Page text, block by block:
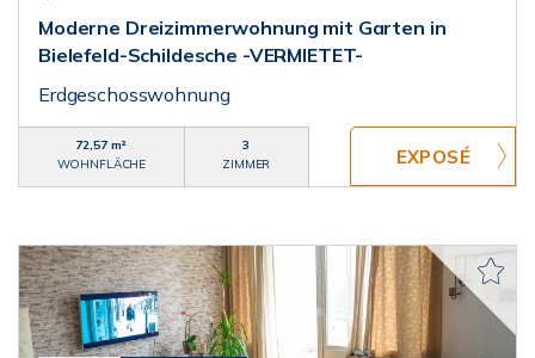
Moderne Dreizimmerwohnung mit Garten in
Bielefeld-Schildesche -VERMIETET-
Erdgeschosswohnung
72,57 m²
WOHNFLÄCHE
3
ZIMMER